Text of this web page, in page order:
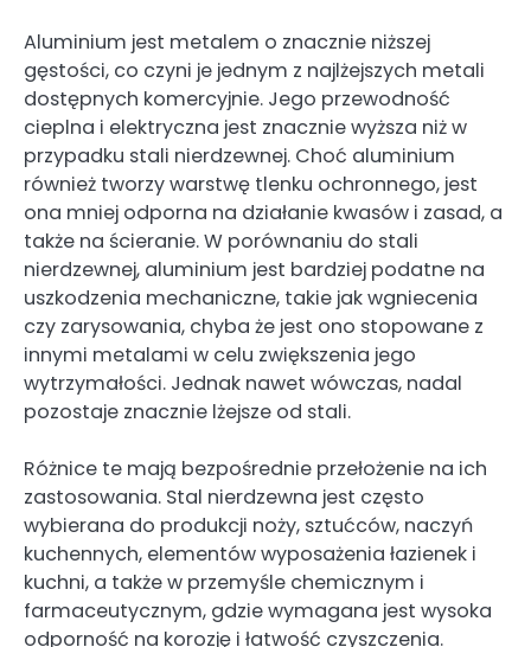
Aluminium jest metalem o znacznie niższej
gęstości, co czyni je jednym z najlżejszych metali
dostępnych komercyjnie. Jego przewodność
cieplna i elektryczna jest znacznie wyższa niż w
przypadku stali nierdzewnej. Choć aluminium
również tworzy warstwę tlenku ochronnego, jest
ona mniej odporna na działanie kwasów i zasad, a
także na ścieranie. W porównaniu do stali
nierdzewnej, aluminium jest bardziej podatne na
uszkodzenia mechaniczne, takie jak wgniecenia
czy zarysowania, chyba że jest ono stopowane z
innymi metalami w celu zwiększenia jego
wytrzymałości. Jednak nawet wówczas, nadal
pozostaje znacznie lżejsze od stali.
Różnice te mają bezpośrednie przełożenie na ich
zastosowania. Stal nierdzewna jest często
wybierana do produkcji noży, sztućców, naczyń
kuchennych, elementów wyposażenia łazienek i
kuchni, a także w przemyśle chemicznym i
farmaceutycznym, gdzie wymagana jest wysoka
odporność na korozję i łatwość czyszczenia.